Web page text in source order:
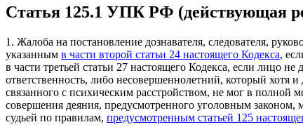
Статья 125.1 УПК РФ (действующая
1. Жалоба на постановление дознавателя, следователя,
указанным в части второй статьи 24 настоящего Кодекса,
в части третьей статьи 27 настоящего Кодекса, если лицо
ответственность, либо несовершеннолетний, который хотя и
связанного с психическим расстройством, не мог в полной
совершения деяния, предусмотренного уголовным законом,
судьей по правилам, предусмотренным статьей 125